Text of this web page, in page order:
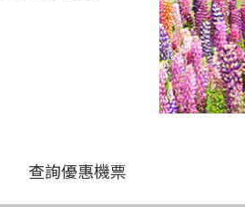
查詢優惠機票